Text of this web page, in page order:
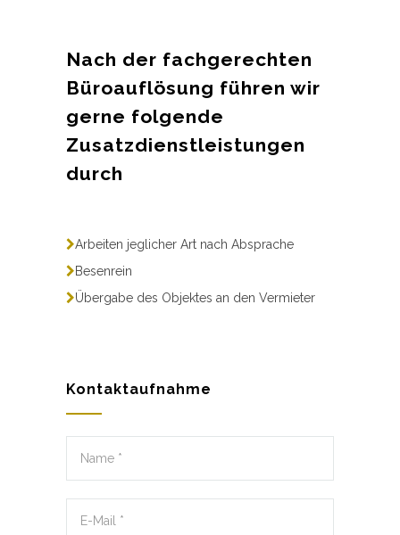
Nach der fachgerechten
Büroauflösung führen wir
gerne folgende
Zusatzdienstleistungen
durch
Arbeiten jeglicher Art nach Absprache
Besenrein
Übergabe des Objektes an den Vermieter
Kontaktaufnahme